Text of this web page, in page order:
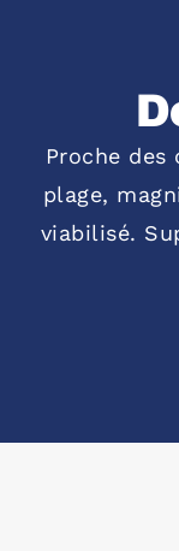
Proche
plage,
viabilisé.